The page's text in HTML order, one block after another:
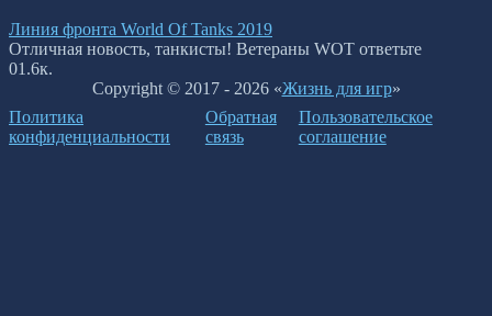
Линия фронта World Of Tanks 2019
Отличная новость, танкисты! Ветераны WOT ответьте
01.6к.
Copyright © 2017 - 2026 «Жизнь для игр»
Политика
конфиденциальности
Обратная
связь
Пользовательское
соглашение